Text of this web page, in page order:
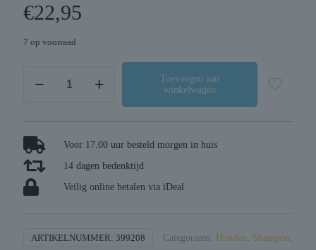
€22,95
7 op voorraad
Toevoegen aan
winkelwagen
Voor 17.00 uur besteld morgen in huis
14 dagen bedenktijd
Veilig online betalen via iDeal
ARTIKELNUMMER: 399208 Categorieën: Honden, Shampoo,